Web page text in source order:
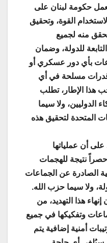
حكومة لبنان على
لاستخدام القوة، وتحقيق
منه لجميع
للدولة، وضمان
بأي دور عسكري أو
قدرات مسلحة في أي
هذا الإطار، تطلب
الدوليين، ولا سيما
المتحدة لتحقيق هذه
أن عملياتها
نتيجة للهجمات
الصادرة عن الجماعات
ولا سيما حزب الله.
هذا التهديد، من
وتفكيكها في جميع
أمنية إضافية يتم